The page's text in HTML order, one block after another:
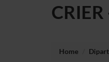
Home